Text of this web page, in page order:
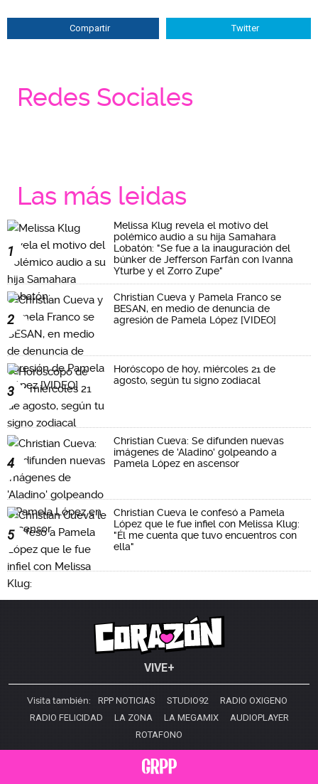
Compartir Twitter
Redes Sociales
Las más leidas
1
Melissa Klug revela el motivo del
polémico audio a su hija Samahara
Lobatón: "Se fue a la inauguración del
búnker de Jefferson Farfán con Ivanna
Yturbe y el Zorro Zupe"
2
Christian Cueva y Pamela Franco se
BESAN, en medio de denuncia de
agresión de Pamela López [VIDEO]
3
Horóscopo de hoy, miércoles 21 de
agosto, según tu signo zodiacal
4
Christian Cueva: Se difunden nuevas
imágenes de 'Aladino' golpeando a
Pamela López en ascensor
5
Christian Cueva le confesó a Pamela
López que le fue infiel con Melissa Klug:
"Él me cuenta que tuvo encuentros con
ella"
VIVE+
Visita también: RPP NOTICIAS STUDIO92
RADIO OXIGENO
RADIO FELICIDAD
LA ZONA LA MEGAMIX
AUDIOPLAYER
ROTAFONO